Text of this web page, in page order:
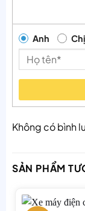
mới khỏe –
Mời các bố mẹ
Anh Chị
Không có bình
SẢN PHẨM